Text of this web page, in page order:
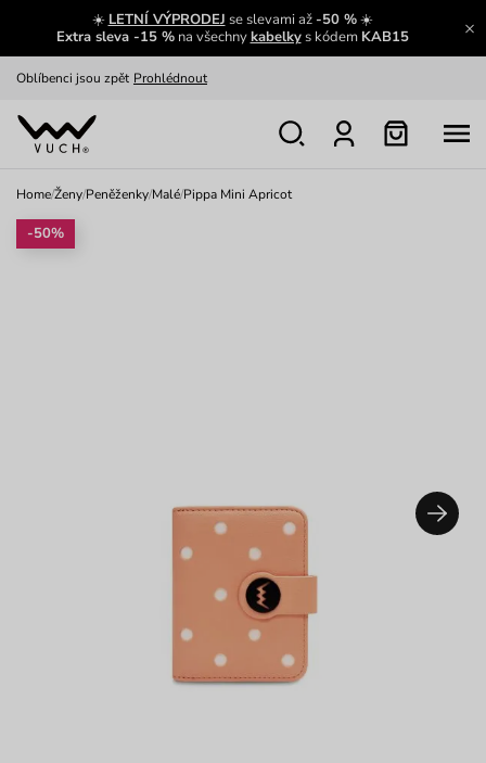
☀️ LETNÍ VÝPRODEJ se slevami až -50 %☀️
Extra sleva -15 %na všechnykabelkys kódem KAB15
Výměna a vrácení zdarma Zobrazit
Oblíbenci jsou zpět Prohlédnout
Nech se inspirovat
Home/Ženy/Peněženky/Malé/Pippa Mini Apricot
-50%